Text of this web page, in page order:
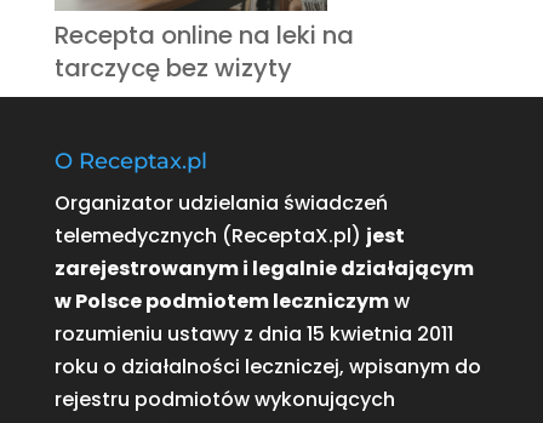
Recepta online na leki na
tarczycę bez wizyty
O Receptax.pl
Organizator udzielania świadczeń
telemedycznych (ReceptaX.pl) jest
zarejestrowanym i legalnie działającym
w Polsce podmiotem leczniczymw
rozumieniu ustawy z dnia 15 kwietnia 2011
roku o działalności leczniczej, wpisanym do
rejestru podmiotów wykonujących